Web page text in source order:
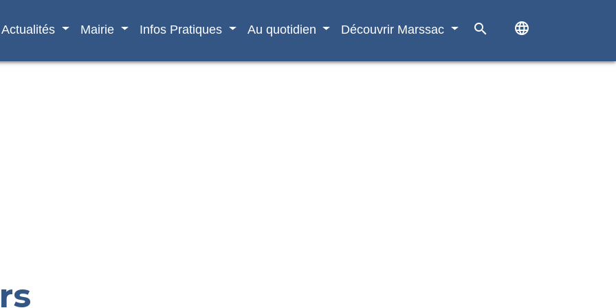
Actualités Mairie Infos Pratiques Au quotidien Découvrir Marssac search language